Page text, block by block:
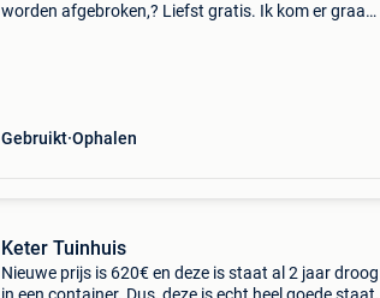
worden afgebroken,? Liefst gratis. Ik kom er graag
Gebruikt Ophalen
Keter Tuinhuis
Nieuwe prijs is 620€ en deze is staat al 2 jaar droog